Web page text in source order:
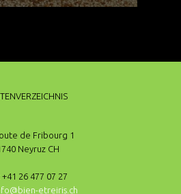
de Fribourg 1
Neyruz CH
26 477 07 27
etreiris.ch